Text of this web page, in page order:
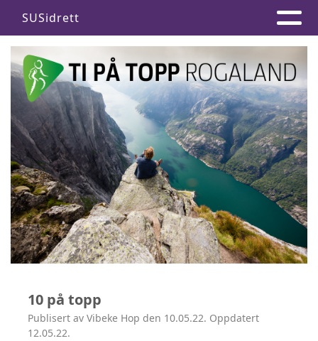
SUSidrett
10 på topp
Publisert av Vibeke Hop den 10.05.22. Oppdatert
12.05.22.